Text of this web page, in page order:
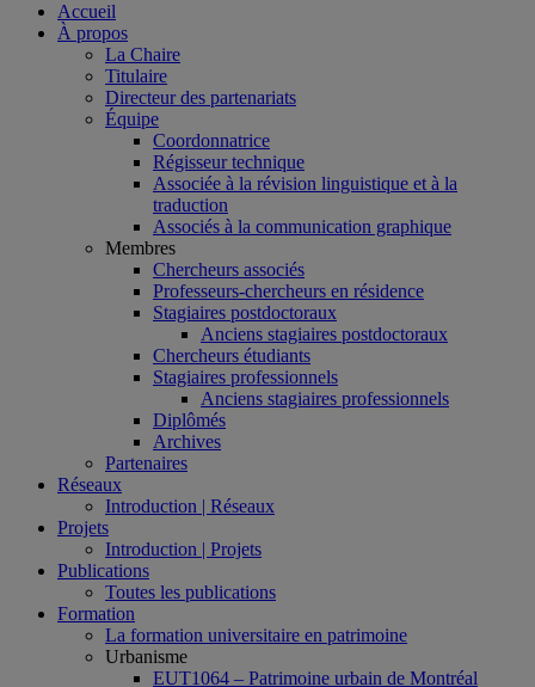
Accueil
À propos
La Chaire
Titulaire
Directeur des partenariats
Équipe
Coordonnatrice
Régisseur technique
Associée à la révision linguistique et à la
traduction
Associés à la communication graphique
Membres
Chercheurs associés
Professeurs-chercheurs en résidence
Stagiaires postdoctoraux
Anciens stagiaires postdoctoraux
Chercheurs étudiants
Stagiaires professionnels
Anciens stagiaires professionnels
Diplômés
Archives
Partenaires
Réseaux
Introduction | Réseaux
Projets
Introduction | Projets
Publications
Toutes les publications
Formation
La formation universitaire en patrimoine
Urbanisme
EUT1064 – Patrimoine urbain de Montréal